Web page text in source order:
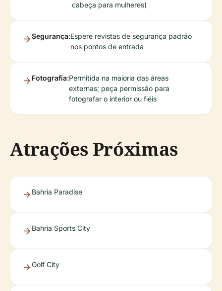
cabeça para mulheres)
Segurança:Espere revistas de segurança padrão
nos pontos de entrada
Fotografia:Permitida na maioria das áreas
externas; peça permissão para
fotografar o interior ou fiéis
Atrações Próximas
Bahria Paradise
Bahria Sports City
Golf City